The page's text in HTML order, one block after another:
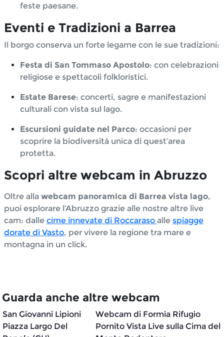
feste paesane.
Eventi e Tradizioni a Barrea
Il borgo conserva un forte legame con le sue tradizioni:
Festa di San Tommaso Apostolo: con celebrazioni
religiose e spettacoli folkloristici.
Estate Barese: concerti, sagre e manifestazioni
culturali con vista sul lago.
Escursioni guidate nel Parco: occasioni per
scoprire la biodiversità unica di quest’area
protetta.
Scopri altre webcam in Abruzzo
Oltre alla webcam panoramica di Barrea vista lago,
puoi esplorare l’Abruzzo grazie alle nostre altre live
cam: dalle cime innevate di Roccaraso alle spiagge
dorate di Vasto, per vivere la regione tra mare e
montagna in un click.
Guarda anche altre webcam
San Giovanni Lipioni
Piazza Largo Del
Webcam di Formia Rifugio
Pornito Vista Live sulla Cima del